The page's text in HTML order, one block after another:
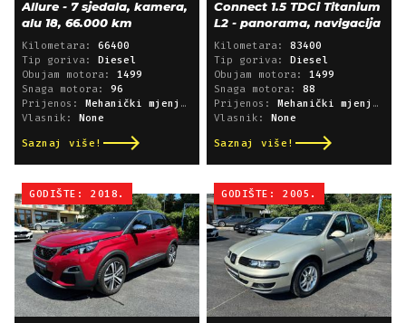
Allure - 7 sjedala, kamera,
alu 18, 66.000 km
Kilometara: 66400
Tip goriva:
Diesel
Obujam motora: 1499
Snaga motora: 96
Prijenos:
Mehanički mjenjač
Vlasnik:
None
Saznaj više!
Connect 1.5 TDCi Titanium
L2 - panorama, navigacija
Kilometara: 83400
Tip goriva:
Diesel
Obujam motora: 1499
Snaga motora: 88
Prijenos:
Mehanički mjenjač
Vlasnik:
None
Saznaj više!
GODIŠTE: 2018. GODIŠTE: 2005.